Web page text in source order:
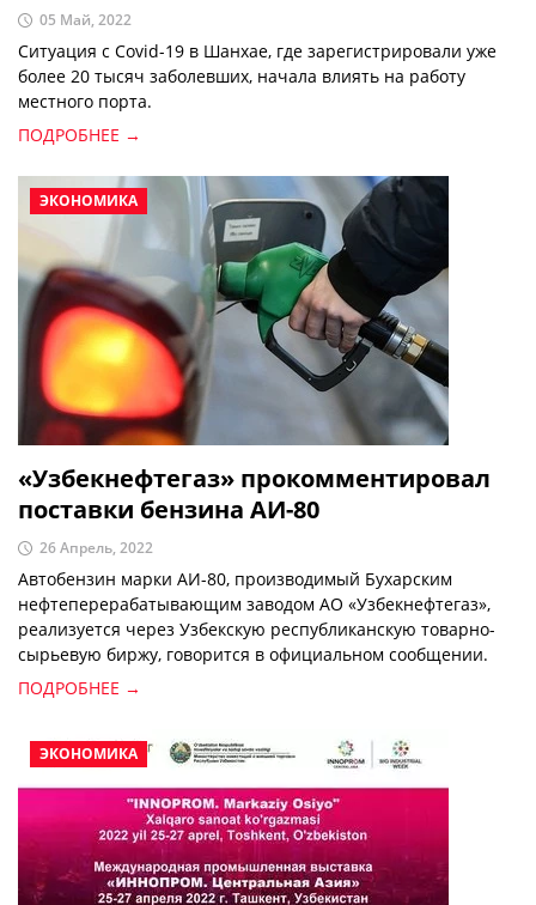
05 Май, 2022
Ситуация с Covid-19 в Шанхае, где зарегистрировали уже
более 20 тысяч заболевших, начала влиять на работу
местного порта.
ПОДРОБНЕЕ →
ЭКОНОМИКА
«Узбекнефтегаз» прокомментировал
поставки бензина АИ-80
26 Апрель, 2022
Автобензин марки АИ-80, производимый Бухарским
нефтеперерабатывающим заводом АО «Узбекнефтегаз»,
реализуется через Узбекскую республиканскую товарно-
сырьевую биржу, говорится в официальном сообщении.
ПОДРОБНЕЕ →
ЭКОНОМИКА